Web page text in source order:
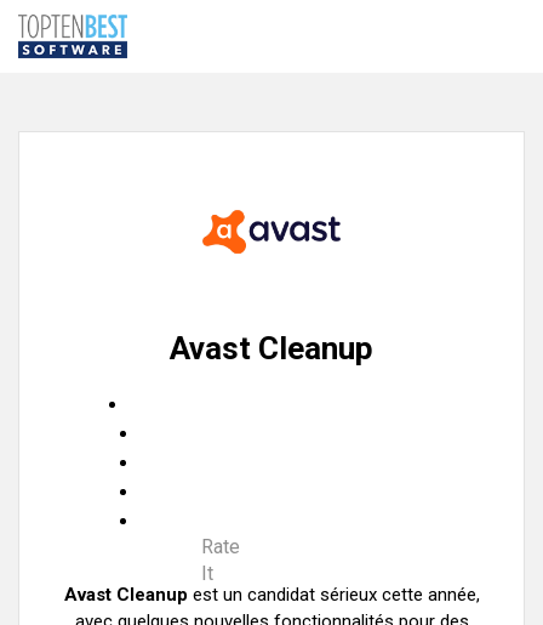
Avast Cleanup
Rate
It
Avast Cleanup est un candidat sérieux cette année,